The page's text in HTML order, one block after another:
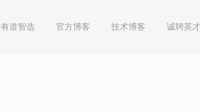
有道智选 官方博客 技术博客 诚聘英才